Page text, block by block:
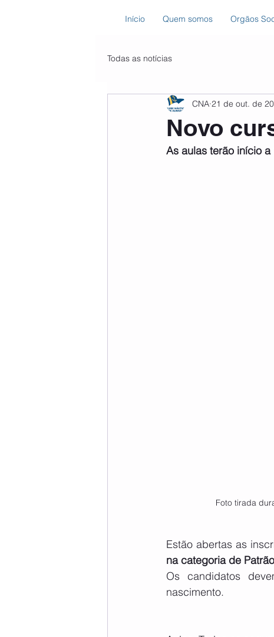
Início Quem somos Orgãos
Todas as notícias
Novo
CNA 21 de out. de
As aulas terão início
Foto tirada
Estão abertas as
na categoria de Patrão
Os candidatos
nascimento.